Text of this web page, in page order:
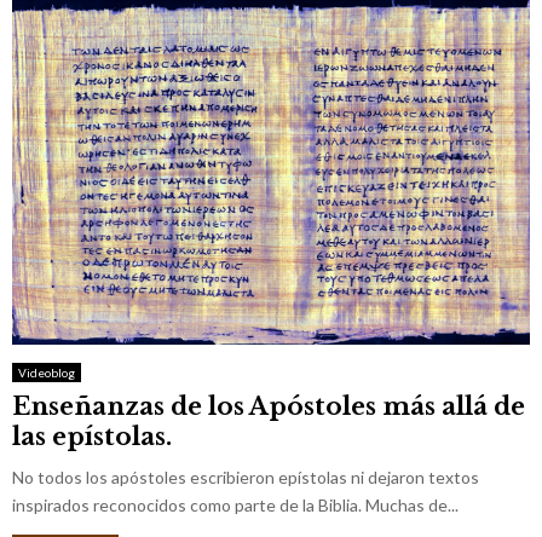
Videoblog
Enseñanzas de los Apóstoles más allá de
las epístolas.
No todos los apóstoles escribieron epístolas ni dejaron textos
inspirados reconocidos como parte de la Biblia. Muchas de...